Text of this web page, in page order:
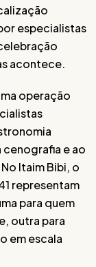
especialistas
acontece.
operação
cenografia e ao
Itaim Bibi, o
representam
para quem
outra para
em escala